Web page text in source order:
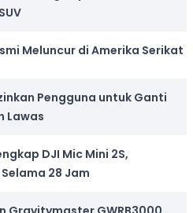
Meluncur di Amerika Serikat
Pengguna untuk Ganti
Lawas
DJI Mic Mini 2S,
28 Jam